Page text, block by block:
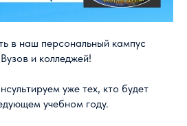
в наш персональный кампус
и колледжей!
уже тех, кто будет
учебном году.